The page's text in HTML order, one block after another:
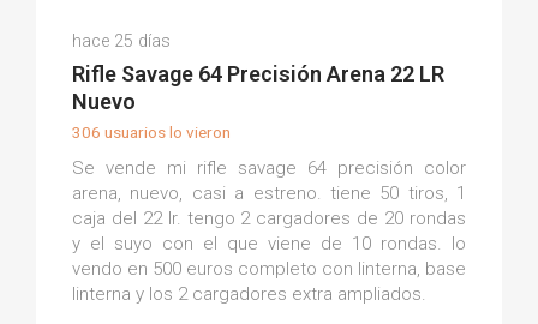
Jose Manuel A.
(0)
hace 25 días
Rifle Savage 64 Precisión Arena 22 LR
Nuevo
306 usuarios lo vieron
Se vende mi rifle savage 64 precisión color
arena, nuevo, casi a estreno. tiene 50 tiros, 1
caja del 22 lr. tengo 2 cargadores de 20 rondas
y el suyo con el que viene de 10 rondas. lo
vendo en 500 euros completo con linterna, base
linterna y los 2 cargadores extra ampliados.